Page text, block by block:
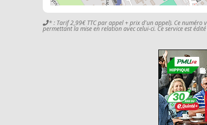
* : Tarif 2,99€ TTC par appel + prix d'un appel). Ce
permettant la mise en relation avec celui-ci. Ce service est